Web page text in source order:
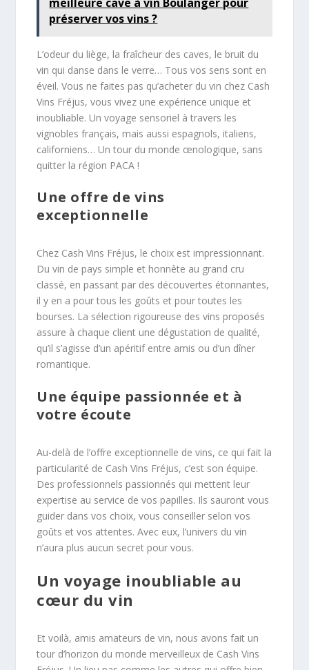
préserver vos vins ?
L’odeur du liège, la fraîcheur des caves, le bruit du
vin qui danse dans le verre… Tous vos sens sont en
éveil. Vous ne faites pas qu’acheter du vin chez Cash
Vins Fréjus, vous vivez une expérience unique et
inoubliable. Un voyage sensoriel à travers les
vignobles français, mais aussi espagnols, italiens,
californiens… Un tour du monde œnologique, sans
quitter la région PACA !
Une offre de vins
exceptionnelle
Chez Cash Vins Fréjus, le choix est impressionnant.
Du vin de pays simple et honnête au grand cru
classé, en passant par des découvertes étonnantes,
il y en a pour tous les goûts et pour toutes les
bourses. La sélection rigoureuse des vins proposés
assure à chaque client une dégustation de qualité,
qu’il s’agisse d’un apéritif entre amis ou d’un dîner
romantique.
Une équipe passionnée et à
votre écoute
Au-delà de l’offre exceptionnelle de vins, ce qui fait la
particularité de Cash Vins Fréjus, c’est son équipe.
Des professionnels passionnés qui mettent leur
expertise au service de vos papilles. Ils sauront vous
guider dans vos choix, vous conseiller selon vos
goûts et vos attentes. Avec eux, l’univers du vin
n’aura plus aucun secret pour vous.
Un voyage inoubliable au
cœur du vin
Et voilà, amis amateurs de vin, nous avons fait un
tour d’horizon du monde merveilleux de Cash Vins